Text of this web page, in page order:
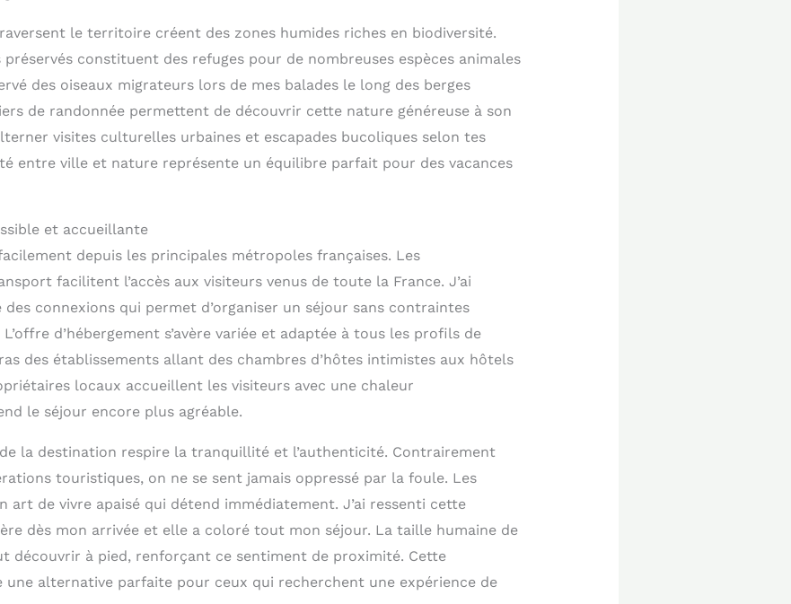
le territoire créent des zones humides riches en biodiversité.
préservés constituent des refuges pour de nombreuses espèces animales
des oiseaux migrateurs lors de mes balades le long des berges
de randonnée permettent de découvrir cette nature généreuse à son
visites culturelles urbaines et escapades bucoliques selon tes
entre ville et nature représente un équilibre parfait pour des vacances
et accueillante
depuis les principales métropoles françaises. Les
facilitent l’accès aux visiteurs venus de toute la France. J’ai
connexions qui permet d’organiser un séjour sans contraintes
d’hébergement s’avère variée et adaptée à tous les profils de
des établissements allant des chambres d’hôtes intimistes aux hôtels
locaux accueillent les visiteurs avec une chaleur
le séjour encore plus agréable.
de la destination respire la tranquillité et l’authenticité. Contrairement
touristiques, on ne se sent jamais oppressé par la foule. Les
art de vivre apaisé qui détend immédiatement. J’ai ressenti cette
dès mon arrivée et elle a coloré tout mon séjour. La taille humaine de
découvrir à pied, renforçant ce sentiment de proximité. Cette
alternative parfaite pour ceux qui recherchent une expérience de